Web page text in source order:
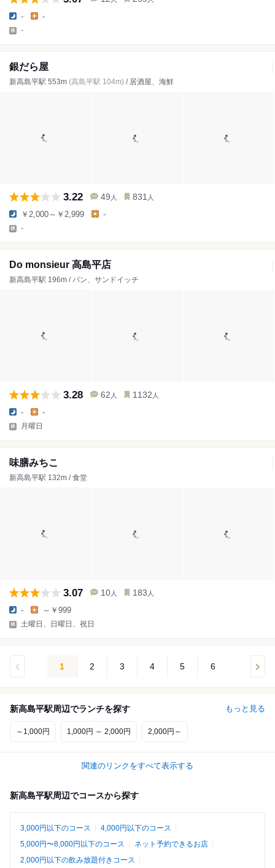
- -
-
銀だら屋
新高島平駅 553m (高島平駅 104m) / 居酒屋、海鮮
3.22 49 人 831 人
￥2,000～￥2,999 -
-
Do monsieur 高島平店
新高島平駅 196m / パン、サンドイッチ
3.28 62 人 1132 人
- -
月曜日
味膳みちこ
新高島平駅 132m / 食堂
3.07 10 人 183 人
- ～￥999
土曜日、日曜日、祝日
1 2 3 4 5 6
新高島平駅周辺でランチを探す もっと見る
～1,000円 1,000円 ～ 2,000円 2,000円～
関連のリンクをすべて表示する
新高島平駅周辺でコースから探す
3,000円以下のコース
4,000円以下のコース
5,000円〜8,000円以下のコース
ネット予約できるお店
2,000円以下の飲み放題付きコース